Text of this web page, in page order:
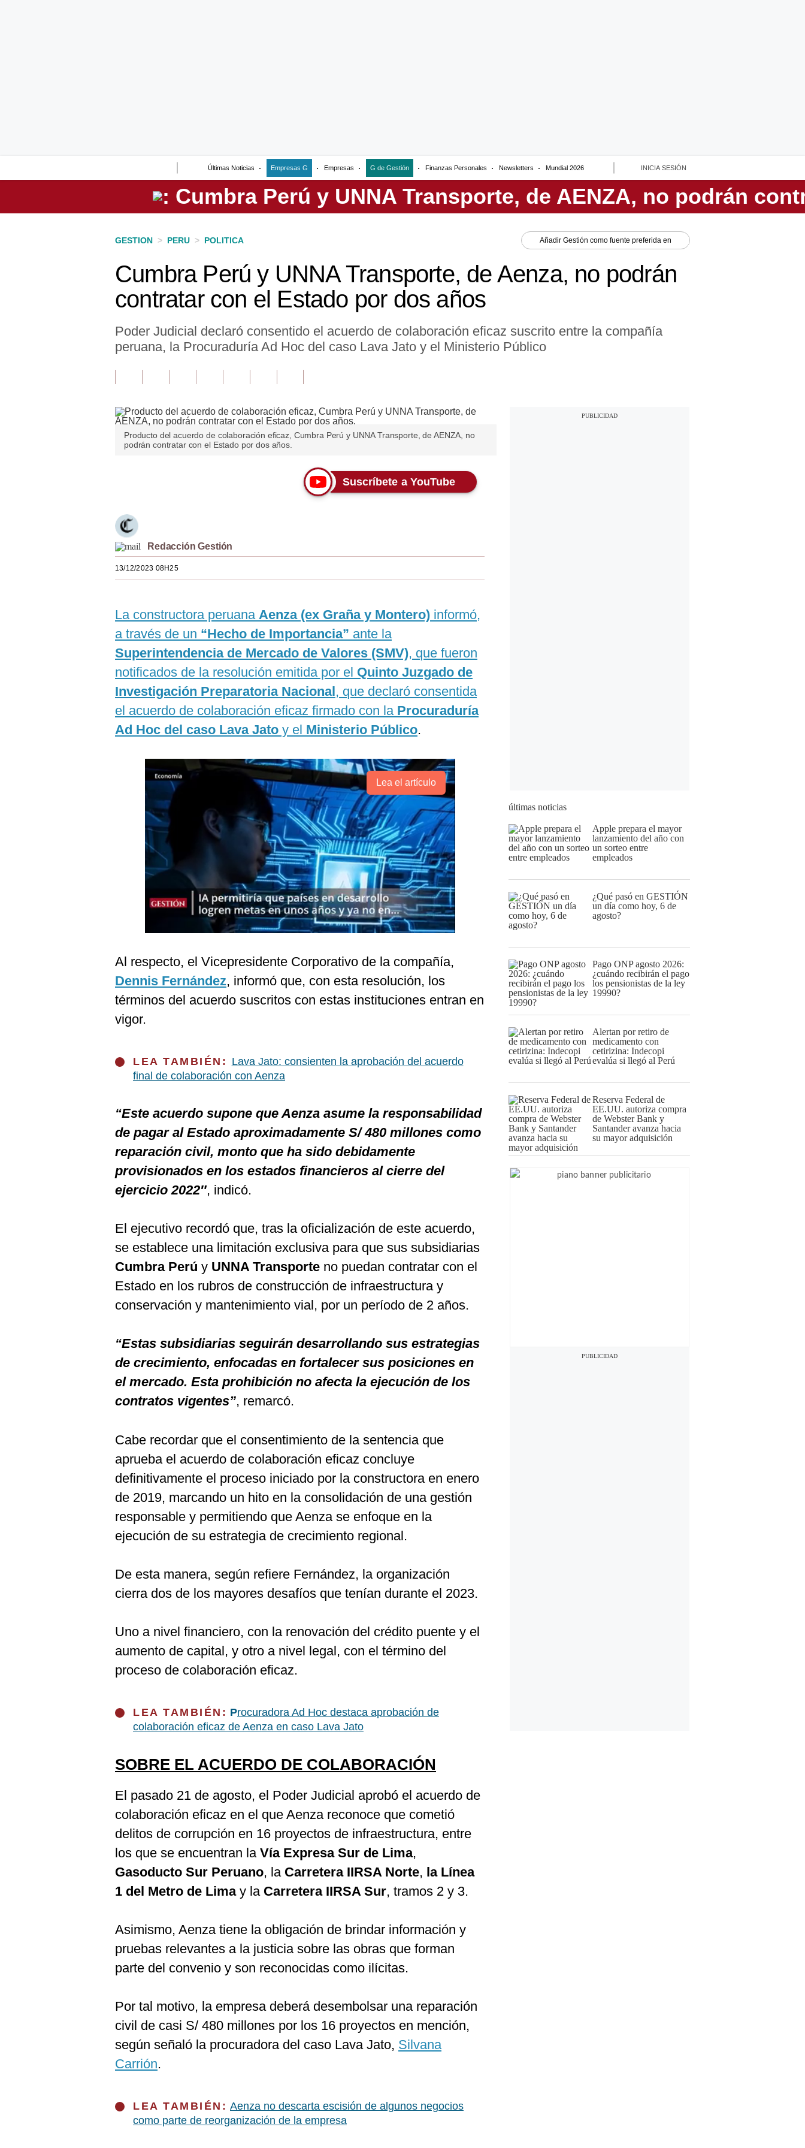
Últimas Noticias Empresas G Empresas G de Gestión Finanzas Personales Newsletters Mundial 2026 INICIA SESIÓN
Perú
GESTION > PERU > POLITICA Añadir Gestión como fuente preferida en
Cumbra Perú y UNNA Transporte, de Aenza, no podrán
contratar con el Estado por dos años
Poder Judicial declaró consentido el acuerdo de colaboración eficaz suscrito entre la compañía
peruana, la Procuraduría Ad Hoc del caso Lava Jato y el Ministerio Público
Producto del acuerdo de colaboración eficaz, Cumbra Perú y UNNA Transporte, de AENZA, no
podrán contratar con el Estado por dos años.
Suscríbete a YouTube
Redacción Gestión
13/12/2023 08H25
La constructora peruana Aenza (ex Graña y Montero) informó,
a través de un “Hecho de Importancia” ante la
Superintendencia de Mercado de Valores (SMV), que fueron
notificados de la resolución emitida por el Quinto Juzgado de
Investigación Preparatoria Nacional, que declaró consentida
el acuerdo de colaboración eficaz firmado con la Procuraduría
Ad Hoc del caso Lava Jato y el Ministerio Público.
Lea el artículo
Al respecto, el Vicepresidente Corporativo de la compañía,
Dennis Fernández, informó que, con esta resolución, los
términos del acuerdo suscritos con estas instituciones entran en
vigor.
LEA TAMBIÉN: Lava Jato: consienten la aprobación del acuerdo
final de colaboración con Aenza
“Este acuerdo supone que Aenza asume la responsabilidad
de pagar al Estado aproximadamente S/ 480 millones como
reparación civil, monto que ha sido debidamente
provisionados en los estados financieros al cierre del
ejercicio 2022″, indicó.
El ejecutivo recordó que, tras la oficialización de este acuerdo,
se establece una limitación exclusiva para que sus subsidiarias
Cumbra Perú y UNNA Transporte no puedan contratar con el
Estado en los rubros de construcción de infraestructura y
conservación y mantenimiento vial, por un período de 2 años.
“Estas subsidiarias seguirán desarrollando sus estrategias
de crecimiento, enfocadas en fortalecer sus posiciones en
el mercado. Esta prohibición no afecta la ejecución de los
contratos vigentes”, remarcó.
Cabe recordar que el consentimiento de la sentencia que
aprueba el acuerdo de colaboración eficaz concluye
definitivamente el proceso iniciado por la constructora en enero
de 2019, marcando un hito en la consolidación de una gestión
responsable y permitiendo que Aenza se enfoque en la
ejecución de su estrategia de crecimiento regional.
De esta manera, según refiere Fernández, la organización
cierra dos de los mayores desafíos que tenían durante el 2023.
Uno a nivel financiero, con la renovación del crédito puente y el
aumento de capital, y otro a nivel legal, con el término del
proceso de colaboración eficaz.
LEA TAMBIÉN: Procuradora Ad Hoc destaca aprobación de
colaboración eficaz de Aenza en caso Lava Jato
SOBRE EL ACUERDO DE COLABORACIÓN
El pasado 21 de agosto, el Poder Judicial aprobó el acuerdo de
colaboración eficaz en el que Aenza reconoce que cometió
delitos de corrupción en 16 proyectos de infraestructura, entre
los que se encuentran la Vía Expresa Sur de Lima,
Gasoducto Sur Peruano, la Carretera IIRSA Norte, la Línea
1 del Metro de Limay la Carretera IIRSA Sur, tramos 2 y 3.
Asimismo, Aenza tiene la obligación de brindar información y
pruebas relevantes a la justicia sobre las obras que forman
parte del convenio y son reconocidas como ilícitas.
Por tal motivo, la empresa deberá desembolsar una reparación
civil de casi S/ 480 millones por los 16 proyectos en mención,
según señaló la procuradora del caso Lava Jato, Silvana
Carrión.
LEA TAMBIÉN: Aenza no descarta escisión de algunos negocios
como parte de reorganización de la empresa
últimas noticias
Apple prepara el mayor
lanzamiento del año con
un sorteo entre
empleados
¿Qué pasó en GESTIÓN
un día como hoy, 6 de
agosto?
Pago ONP agosto 2026:
¿cuándo recibirán el pago
los pensionistas de la ley
19990?
Alertan por retiro de
medicamento con
cetirizina: Indecopi
evalúa si llegó al Perú
Reserva Federal de
EE.UU. autoriza compra
de Webster Bank y
Santander avanza hacia
su mayor adquisición